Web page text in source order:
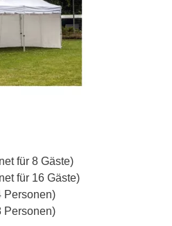
für 8 Gäste)
für 16 Gäste)
Personen)
Personen)